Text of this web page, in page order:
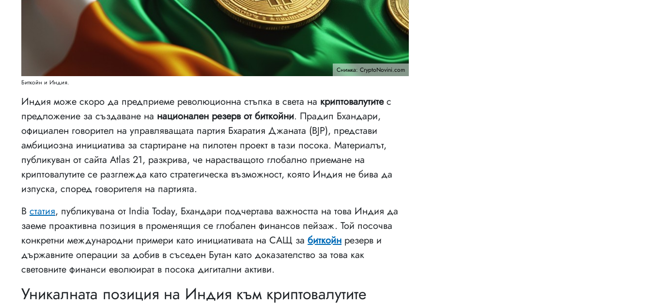
Снимка: CryptoNovini.com
Биткойн и Индия.
Индия може скоро да предприеме революционна стъпка в света на криптовалутитес
предложение за създаване на национален резерв от биткойни. Прадип Бхандари,
официален говорител на управляващата партия Бхаратия Джаната (BJP), представи
амбициозна инициатива за стартиране на пилотен проект в тази посока. Материалът,
публикуван от сайта Atlas 21, разкрива, че нарастващото глобално приемане на
криптовалутите се разглежда като стратегическа възможност, която Индия не бива да
изпуска, според говорителя на партията.
В статия, публикувана от India Today, Бхандари подчертава важността на това Индия да
заеме проактивна позиция в променящия се глобален финансов пейзаж. Той посочва
конкретни международни примери като инициативата на САЩ за биткойн резерв и
държавните операции за добив в съседен Бутан като доказателство за това как
световните финанси еволюират в посока дигитални активи.
Уникалната позиция на Индия към криптовалутите